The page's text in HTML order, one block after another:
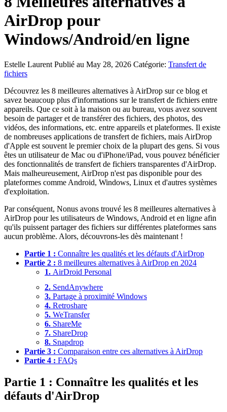
AirDrop pour
Windows/Android/en ligne
Estelle Laurent Publié au May 28, 2026 Catégorie: Transfert de
fichiers
Découvrez les 8 meilleures alternatives à AirDrop sur ce blog et
savez beaucoup plus d'informations sur le transfert de fichiers entre
appareils. Que ce soit à la maison ou au bureau, vous avez souvent
besoin de partager et de transférer des fichiers, des photos, des
vidéos, des informations, etc. entre appareils et plateformes. Il existe
de nombreuses applications de transfert de fichiers, mais AirDrop
d'Apple est souvent le premier choix de la plupart des gens. Si vous
êtes un utilisateur de Mac ou d'iPhone/iPad, vous pouvez bénéficier
des fonctionnalités de transfert de fichiers transparentes d'AirDrop.
Mais malheureusement, AirDrop n'est pas disponible pour des
plateformes comme Android, Windows, Linux et d'autres systèmes
d'exploitation.
Par conséquent, Nonus avons trouvé les 8 meilleures alternatives à
AirDrop pour les utilisateurs de Windows, Android et en ligne afin
qu'ils puissent partager des fichiers sur différentes plateformes sans
aucun problème. Alors, découvrons-les dès maintenant !
Partie 1 : Connaître les qualités et les défauts d'AirDrop
Partie 2 : 8 meilleures alternatives à AirDrop en 2024
1. AirDroid Personal
2. SendAnywhere
3. Partage à proximité Windows
4. Retroshare
5. WeTransfer
6. ShareMe
7. ShareDrop
8. Snapdrop
Partie 3 : Comparaison entre ces alternatives à AirDrop
Partie 4 : FAQs
Partie 1 : Connaître les qualités et les
défauts d'AirDrop